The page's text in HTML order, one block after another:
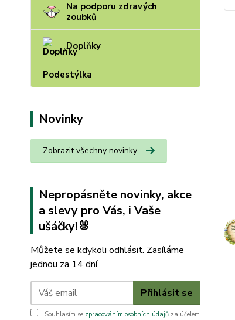
Na podporu zdravých
zoubků
Doplňky
Podestýlka
Novinky
Zobrazit všechny novinky
Nepropásněte novinky, akce
a slevy pro Vás, i Vaše
ušáčky!🐰
Můžete se kdykoli odhlásit. Zasíláme
jednou za 14 dní.
Přihlásit se
Souhlasím se zpracováním osobních údajů za účelem